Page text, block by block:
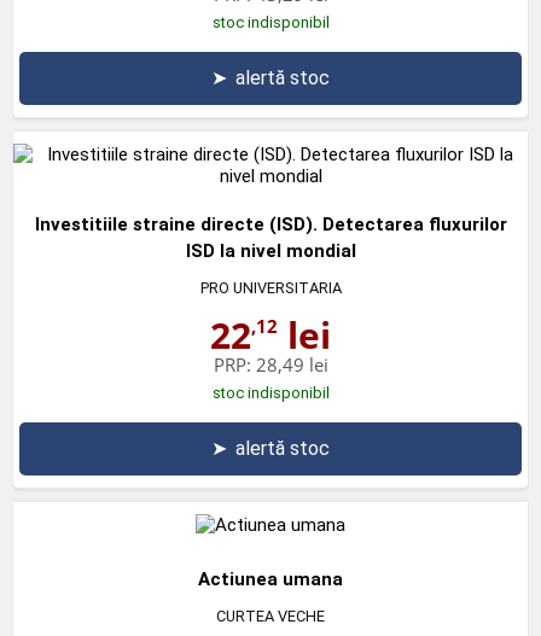
stoc indisponibil
➤ alertă stoc
Investitiile straine directe (ISD). Detectarea fluxurilor
ISD la nivel mondial
PRO UNIVERSITARIA
22,12 lei
PRP: 28,49 lei
stoc indisponibil
➤ alertă stoc
Actiunea umana
CURTEA VECHE